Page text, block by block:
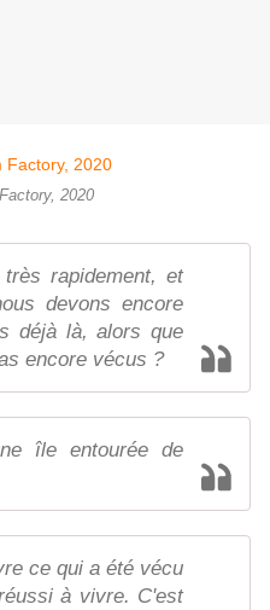
2020
rapidement, et
devons encore
déjà là, alors que
encore vécus ?
île entourée de
ce qui a été vécu
à vivre. C'est